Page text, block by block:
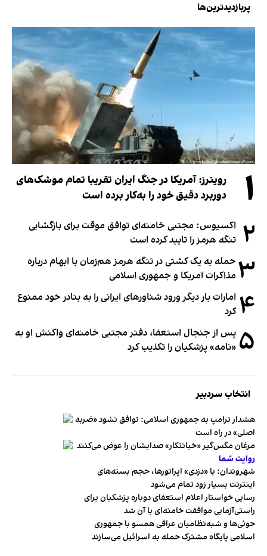
پربازدیدترین‌ها
۱
رویترز: آمریکا در جنگ ایران تقریبا تمام موشک‌های
دوربرد دقیق خود را به‌کار برده است
۲ اکسیوس: مجتبی خامنه‌ای توافق موقت برای بازگشایی
تنگه هرمز را تایید کرده است
۳ حمله به یک کشتی در تنگه هرمز هم‌زمان با ابهام درباره
مذاکرات آمریکا و جمهوری اسلامی
۴ امارات بار دیگر ورود شناورهای ایرانی را به بنادر خود ممنوع
کرد
۵ پس از جنجال استعفا، دفتر مجتبی خامنه‌ای واکنش او به
«نامه» پزشکیان را تکذیب کرد
انتخاب سردبیر
هشدار ترامپ به جمهوری اسلامی: توافق نشود «ضربه
اصلی» در راه است
مرغان مگس‌گیر «خیانتکار» صدایشان را عوض می‌کنند
روایت شما
شهروندان:‌ با «دزدی» اپراتورها، حجم بسته‌های
اینترنت بسیار زود تمام می‌شود
رسایی خواستار اعلام استعفای دوباره پزشکیان برای
راستی‌آزمایی موافقت خامنه‌ای با آن شد
حوثی‌ها و شبه‌نظامیان عراقی همسو با جمهوری
اسلامی پایگاه مشترک حمله به اسرائیل می‌سازند